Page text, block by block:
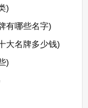
)
有哪些名字)
大名牌多少钱)
)